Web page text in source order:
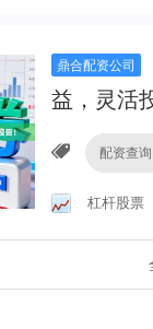
鼎合配资公司
益，灵活
配资查
杠杆股票